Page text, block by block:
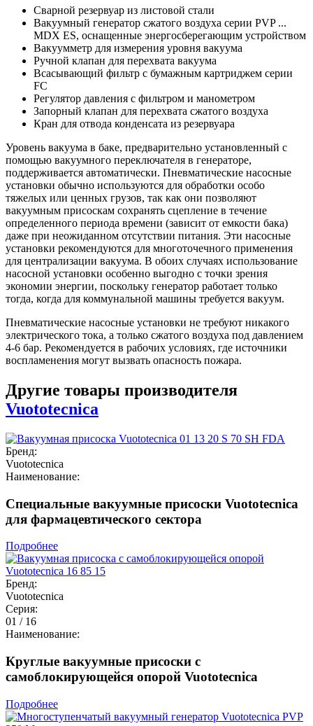
Сварной резервуар из листовой стали
Вакуумный генератор сжатого воздуха серии PVP ...
MDX ES, оснащенные энергосберегающим устройством
Вакуумметр для измерения уровня вакуума
Ручной клапан для перехвата вакуума
Всасывающий фильтр с бумажным картриджем серии
FC
Регулятор давления с фильтром и манометром
Запорный клапан для перехвата сжатого воздуха
Кран для отвода конденсата из резервуара
Уровень вакуума в баке, предварительно установленный с
помощью вакуумного переключателя в генераторе,
поддерживается автоматически. Пневматические насосные
установки обычно используются для обработки особо
тяжелых или ценных грузов, так как они позволяют
вакуумным присоскам сохранять сцепление в течение
определенного периода времени (зависит от емкости бака)
даже при неожиданном отсутствии питания. Эти насосные
установки рекомендуются для многоточечного применения
для централизации вакуума. В обоих случаях использование
насосной установки особенно выгодно с точки зрения
экономии энергии, поскольку генератор работает только
тогда, когда для коммунальной машины требуется вакуум.
Пневматические насосные установки не требуют никакого
электрического тока, а только сжатого воздуха под давлением
4-6 бар. Рекомендуется в рабочих условиях, где источники
воспламенения могут вызвать опасность пожара.
Другие товары производителя
Vuototecnica
Бренд:
Vuototecnica
Наименование:
Специальные вакуумные присоски Vuototecnica
для фармацевтического сектора
Подробнее
Бренд:
Vuototecnica
Серия:
01 / 16
Наименование:
Круглые вакуумные присоски с
самоблокирующейся опорой Vuototecnica
Подробнее